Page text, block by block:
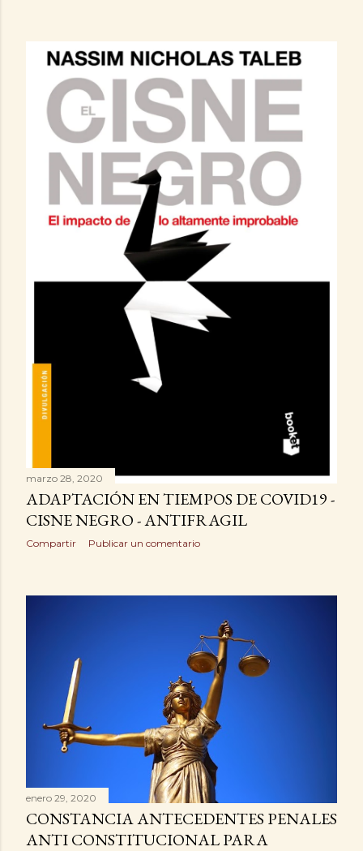
marzo 28, 2020
ADAPTACIÓN EN TIEMPOS DE COVID19 -
CISNE NEGRO - ANTIFRAGIL
Compartir Publicar un comentario
enero 29, 2020
CONSTANCIA ANTECEDENTES PENALES
ANTI CONSTITUCIONAL PARA